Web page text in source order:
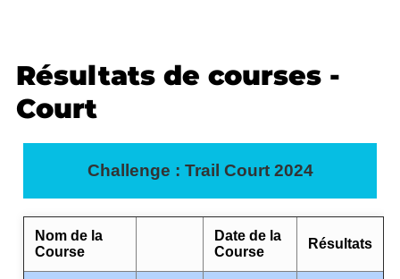
Résultats de courses -
Court